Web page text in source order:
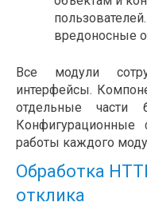
вредоносные
Все модули
интерфейсы.
отдельные части
работы каждого
Обработка
отклика